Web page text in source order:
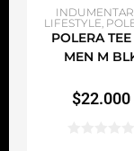
AÑADIR AL
LIFESTYLE
POLERA TEE
MEN M
$22.000